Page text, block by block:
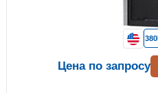
Цена по запросу